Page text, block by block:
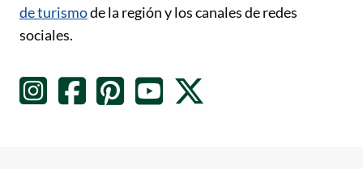
de turismode la región y los canales de redes
sociales.